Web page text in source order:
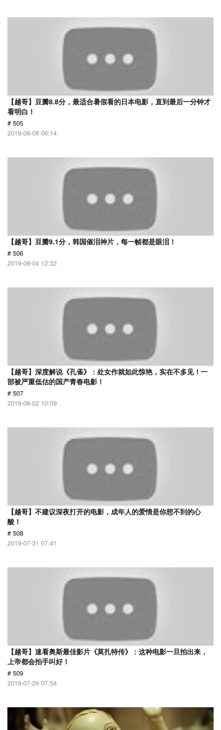
【越哥】豆瓣8.8分，最适合暑假看的日本电影，直到最后一分钟才
看明白！
# 505
2019-08-08 06:14
【越哥】豆瓣9.1分，韩国催泪神片，每一帧都是眼泪！
# 506
2019-08-04 12:32
【越哥】深度解说《孔雀》：处女作就如此惊艳，实在不多见！一
部被严重低估的国产青春电影！
# 507
2019-08-02 10:09
【越哥】不建议深夜打开的电影，成年人的爱情是你想不到的心
酸！
# 508
2019-07-31 07:41
【越哥】速看奥斯最佳影片《莫扎特传》：这种电影一旦拍出来，
上帝都会拍手叫好！
# 509
2019-07-29 07:54